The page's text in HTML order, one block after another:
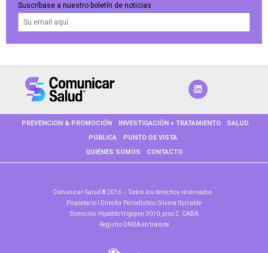
Suscríbase a nuestro boletín de noticias
PREVENCIÓN & PROMOCIÓN INVESTIGACIÓN + TRATAMIENTO
SALUD
PÚBLICA
PUNTO DE VISTA
QUIÉNES SOMOS
CONTACTO
Comunicar-Salud ® 2016 – Todos los derechos reservados.
Propietario l Director Periodístico: Silvina Iturralde
Domicilio: Hipólito Yrigoyen 3010, piso 2. CABA
Registro DNDA en trámite